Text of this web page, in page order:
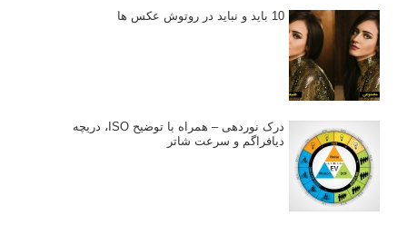
10 باید و نباید در روتوش عکس ها
درک نوردهی – همراه با توضیح ISO، دریچه
دیافراگم و سرعت شاتر